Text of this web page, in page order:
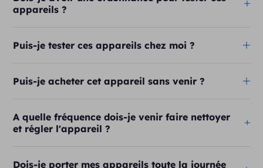
appareils ?
Puis-je tester ces appareils chez moi ?
Puis-je acheter cet appareil sans venir ?
A quelle fréquence dois-je venir faire nettoyer
et régler l'appareil ?
Dois-je porter mes appareils toute la journée